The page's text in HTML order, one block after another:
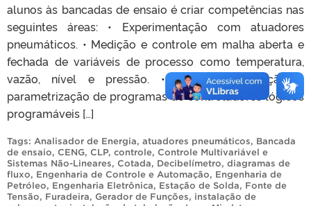
alunos às bancadas de ensaio é criar competências nas
seguintes áreas: • Experimentação com atuadores
pneumáticos. • Medição e controle em malha aberta e
fechada de variáveis de processo como temperatura,
vazão, nível e pressão. • Criação, adaptação e
parametrização de programas de controladores lógicos
programáveis […]
Tags: Analisador de Energia, atuadores pneumáticos, Bancada
de ensaio, CENG, CLP, controle, Controle Multivariável e
Sistemas Não-Lineares, Cotada, Decibelímetro, diagramas de
fluxo, Engenharia de Controle e Automação, Engenharia de
Petróleo, Engenharia Eletrônica, Estação de Solda, Fonte de
Tensão, Furadeira, Gerador de Funções, instalação de